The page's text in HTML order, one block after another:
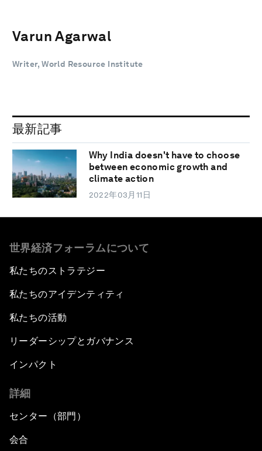
Varun Agarwal
Writer, World Resource Institute
最新記事
Why India doesn't have to choose
between economic growth and
climate action
2022年03月11日
世界経済フォーラムについて
私たちのストラテジー
私たちのアイデンティティ
私たちの活動
リーダーシップとガバナンス
インパクト
詳細
センター（部門）
会合